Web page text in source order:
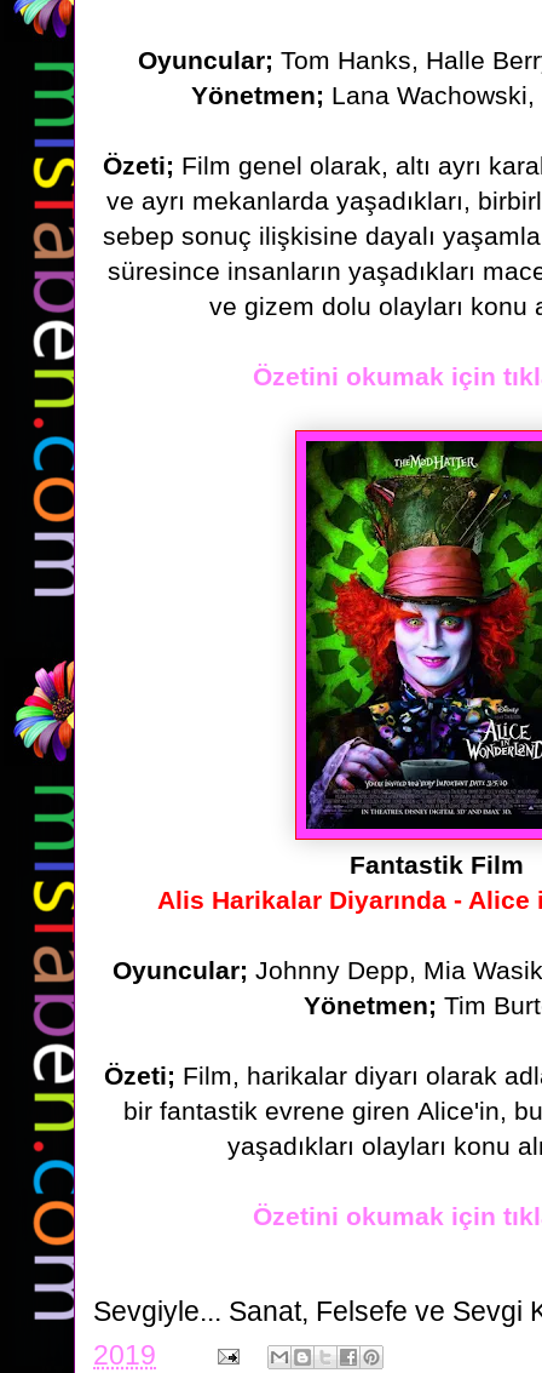
Oyuncular;Tom Hanks, Halle
Yönetmen; Lana Wachowski,
Özeti; Film genel olarak, altı ayrı
ve ayrı mekanlarda yaşadıkları,
sebep sonuç ilişkisine dayalı
süresince insanların yaşadıkları
ve gizem dolu olayları konu
Özetini okumak için
Fantastik Film
Alis Harikalar Diyarında -
Oyuncular; Johnny Depp, Mia
Yönetmen; Tim
Özeti; Film, harikalar diyarı olarak
bir fantastik evrene giren Alice'in,
yaşadıkları olayları konu
Özetini okumak için
Sevgiyle... Sanat, Felsefe ve Sevgi
2019